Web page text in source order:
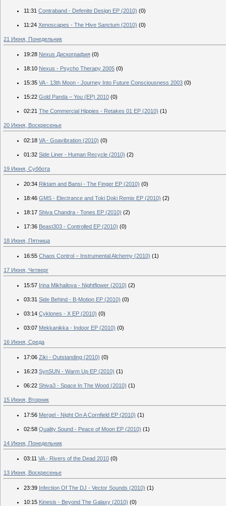
11:31 Contraband - Defenite Design EP (2010) (0)
11:24 Xenoscapes - The Hive Sanctum (2010) (0)
21 Июня, Понедельник
19:28 Nexus Дискография (0)
18:10 Nexus - Psycho Therapy 2005 (0)
15:35 VA - 13th Moon - Journey Into Future Consciousness 2003 (0)
15:22 Gold Panda – You (EP) 2010 (0)
02:21 The Commercial Hippies - Retakes 01 EP (2010) (1)
20 Июня, Воскресенье
02:18 VA - Goavibration (2010) (0)
01:32 Side Liner - Human Recycle (2010) (2)
19 Июня, Суббота
20:34 Riktam and Bansi - The Finger EP (2010) (0)
18:46 GMS - Electrance and Toki Doki Remix EP (2010) (2)
18:17 Shiva Chandra - Tones EP (2010) (2)
17:36 Beast303 - Controlled EP (2010) (0)
18 Июня, Пятница
16:55 Chaos Control – Instrumental Alchemy (2010) (1)
17 Июня, Четверг
15:57 Irina Mikhailova - Nightflower (2010) (2)
03:31 Side Behind - B-Motion EP (2010) (0)
03:14 Cyklones - X EP (2010) (0)
03:07 Mekkanikka - Indoor EP (2010) (0)
16 Июня, Среда
17:06 Ziki - Outstanding (2010) (0)
16:23 SynSUN - Warm Up EP (2010) (1)
06:22 Shiva3 - Space In The Wood (2010) (1)
15 Июня, Вторник
17:56 Mergel - Night On A Cornfield EP (2010) (1)
02:58 Quality Sound - Peace of Moon EP (2010) (1)
14 Июня, Понедельник
03:11 VA - Rivers of the Dead 2010 (0)
13 Июня, Воскресенье
23:39 Infection Of The DJ - Vector Sounds (2010) (1)
10:15 Kinesis - Beyond The Galaxy (2010) (0)